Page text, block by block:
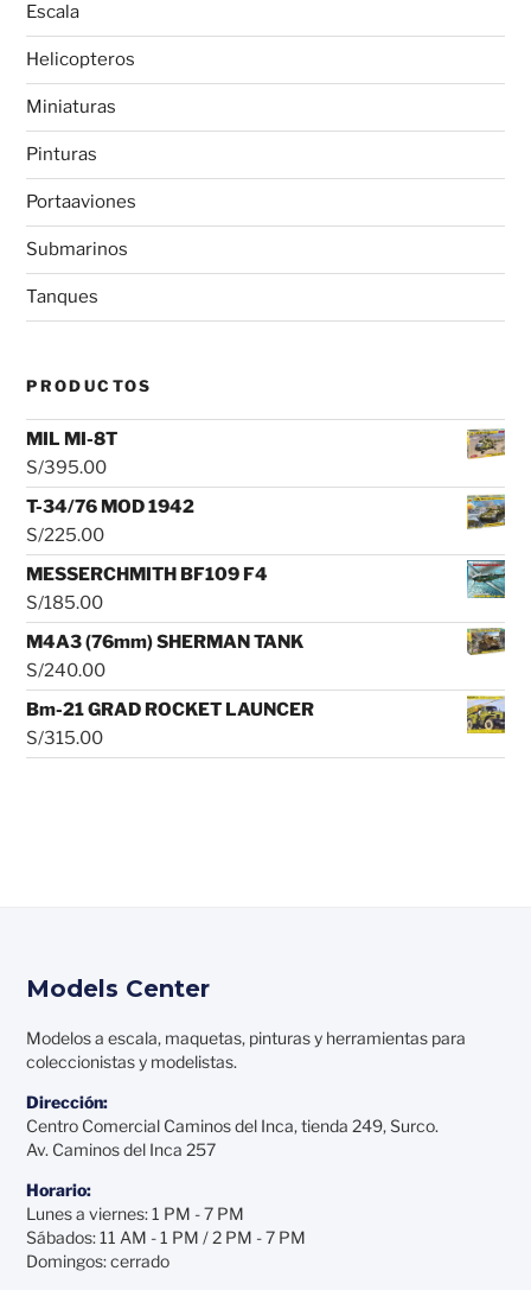
Escala
Helicopteros
Miniaturas
Pinturas
Portaaviones
Submarinos
Tanques
PRODUCTOS
MIL MI-8T
S/395.00
T-34/76 MOD 1942
S/225.00
MESSERCHMITH BF109 F4
S/185.00
M4A3 (76mm) SHERMAN TANK
S/240.00
Bm-21 GRAD ROCKET LAUNCER
S/315.00
Models Center
Modelos a escala, maquetas, pinturas y herramientas para
coleccionistas y modelistas.
Dirección:
Centro Comercial Caminos del Inca, tienda 249, Surco.
Av. Caminos del Inca 257
Horario:
Lunes a viernes: 1 PM - 7 PM
Sábados: 11 AM - 1 PM / 2 PM - 7 PM
Domingos: cerrado